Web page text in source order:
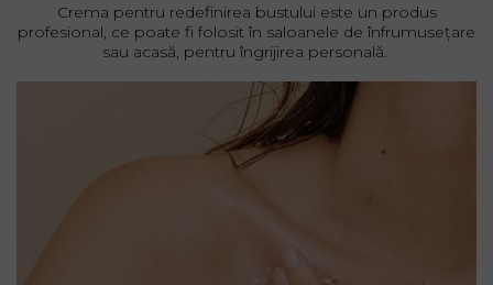
Crema pentru redefinirea bustului este un produs
profesional, ce poate fi folosit în saloanele de înfrumusețare
sau acasă, pentru îngrijirea personală.